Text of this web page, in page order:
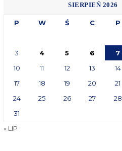
SIERPIEŃ 2026
P W Ś C P
3
4 5 6 7
10
11 12 13 14
17
18 19 20 21
24
25 26 27 28
31
« LIP